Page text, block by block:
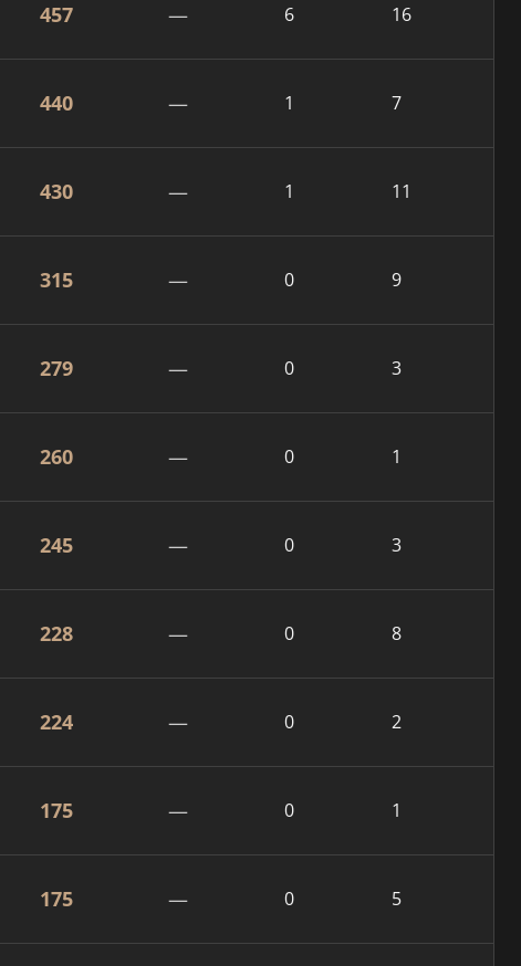
457 — 6 16
440 — 1 7
430 — 1 11
315 — 0 9
279 — 0 3
260 — 0 1
245 — 0 3
228 — 0 8
224 — 0 2
175 — 0 1
175 — 0 5